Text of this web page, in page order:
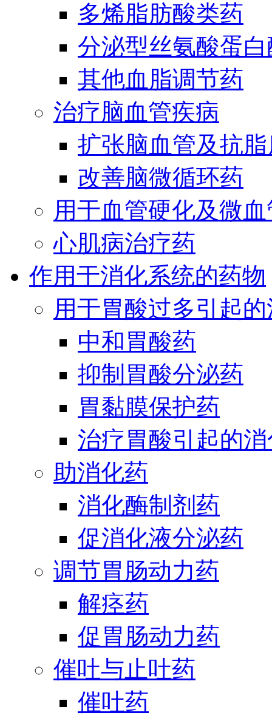
多烯脂肪酸类药
分泌型丝氨酸蛋
其他血脂调节药
治疗脑血管疾病
扩张脑血管及抗
改善脑微循环药
用于血管硬化及微
心肌病治疗药
作用于消化系统的药物
用于胃酸过多引起
中和胃酸药
抑制胃酸分泌药
胃黏膜保护药
治疗胃酸引起的
助消化药
消化酶制剂药
促消化液分泌药
调节胃肠动力药
解痉药
促胃肠动力药
催吐与止吐药
催吐药